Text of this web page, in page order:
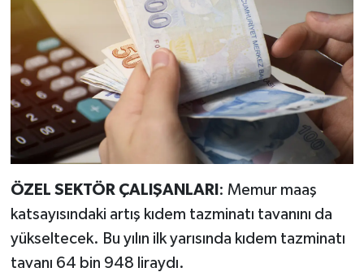
ÖZEL SEKTÖR ÇALIŞANLARI : Memur maaş
katsayısındaki artış kıdem tazminatı tavanını da
yükseltecek. Bu yılın ilk yarısında kıdem tazminatı
tavanı 64 bin 948 liraydı.